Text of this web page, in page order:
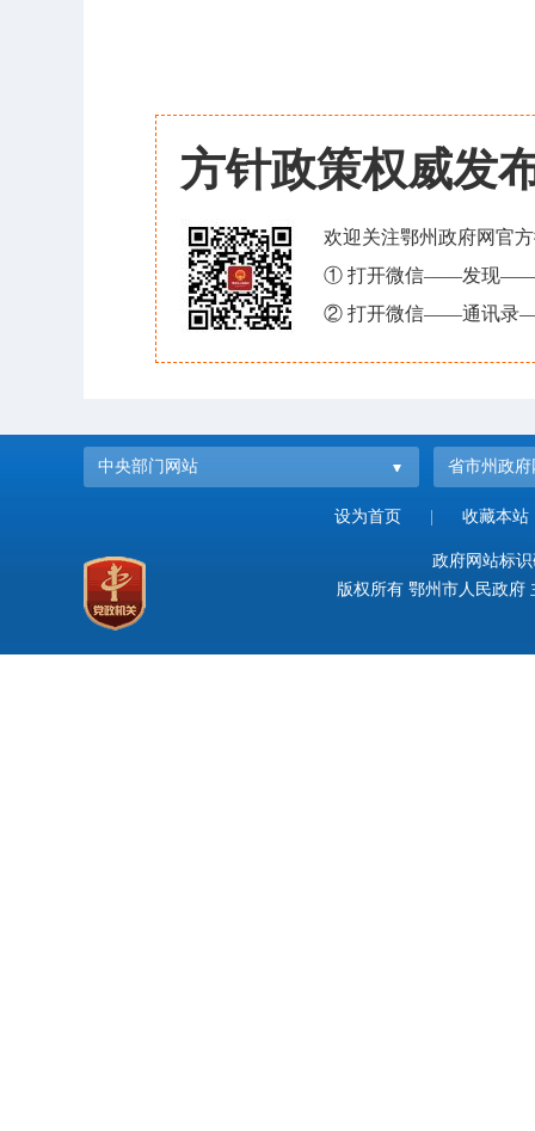
方针政策权威发
欢迎关注鄂州政府网官
① 打开微信——发现——
② 打开微信——通讯录
中央部门网站 省市州政府
设为首页 收藏本站
政府网站标
版权所有 鄂州市人民政府